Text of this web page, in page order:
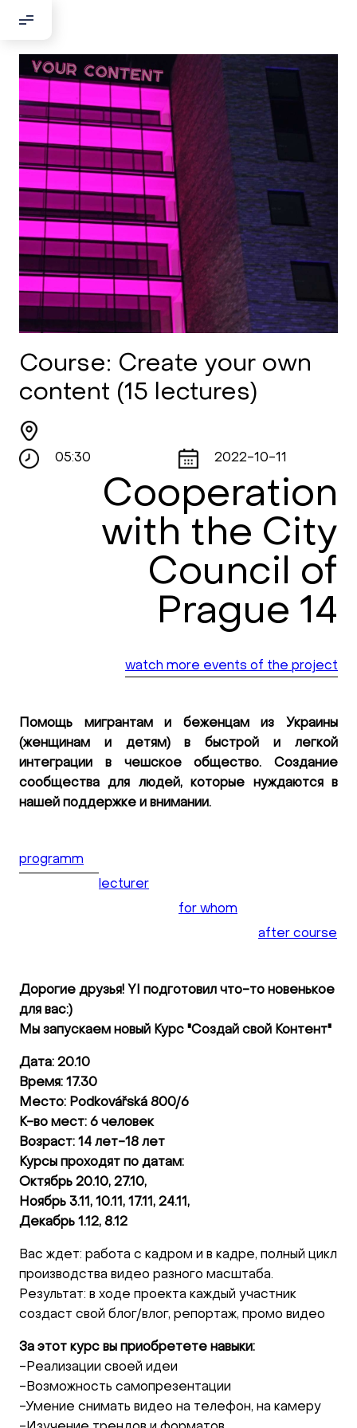
Добрый день!
Если вы хотите с нами связаться,
пожалуйста, контактируйте нас:
По адресу:
Kontaktní e-mail:
youthincluded@gmail.com
Или в соцсети Telegram:
@Interkulturnipracepraha14
Course: Сreate your own
content (15 lectures)
05:30 2022-10-11
Cooperation
with the City
Council of
Prague 14
watch more events of the project
Помощь мигрантам и беженцам из Украины
(женщинам и детям) в быстрой и легкой
интеграции в чешское общество. Создание
сообщества для людей, которые нуждаются в
нашей поддержке и внимании.
programm
lecturer
for whom
after course
Дорогие друзья! YI подготовил что-то новенькое
для вас:)
Мы запускаем новый Курс "Создай свой Контент"
Дата: 20.10
Время: 17.30
Место: Podkovářská 800/6
К-во мест: 6 человек
Возраст: 14 лет-18 лет
Курсы проходят по датам:
Октябрь 20.10, 27.10,
Ноябрь 3.11, 10.11, 17.11, 24.11,
Декабрь 1.12, 8.12
Вас ждет: работа с кадром и в кадре, полный цикл
производства видео разного масштаба.
Результат: в ходе проекта каждый участник
создаст свой блог/влог, репортаж, промо видео
За этот курс вы приобретете навыки:
-Реализации своей идеи
-Возможность самопрезентации
-Умение снимать видео на телефон, на камеру